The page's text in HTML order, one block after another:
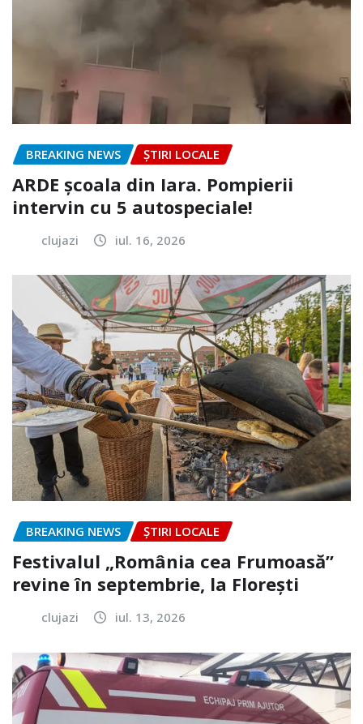
BREAKING NEWS ȘTIRI LOCALE
ARDE școala din Iara. Pompierii
intervin cu 5 autospeciale!
clujazi iul. 16, 2026
BREAKING NEWS ȘTIRI LOCALE
Festivalul „România cea Frumoasă”
revine în septembrie, la Florești
clujazi iul. 13, 2026